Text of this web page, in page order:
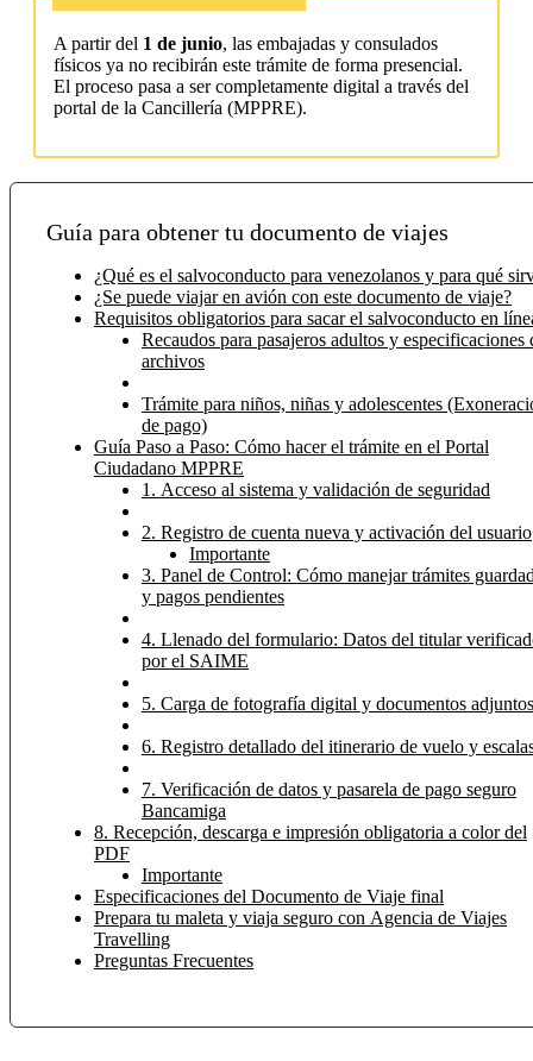
A partir del 1 de junio, las embajadas y consulados
físicos ya no recibirán este trámite de forma presencial.
El proceso pasa a ser completamente digital a través del
portal de la Cancillería (MPPRE).
Guía para obtener tu documento de viajes
¿Qué es el salvoconducto para venezolanos y para qué
¿Se puede viajar en avión con este documento de viaje?
Requisitos obligatorios para sacar el salvoconducto en
Recaudos para pasajeros adultos y especificaciones
archivos
Trámite para niños, niñas y adolescentes
de pago)
Guía Paso a Paso: Cómo hacer el trámite en el Portal
Ciudadano MPPRE
1. Acceso al sistema y validación de seguridad
2. Registro de cuenta nueva y activación del usuario
Importante
3. Panel de Control: Cómo manejar trámites
y pagos pendientes
4. Llenado del formulario: Datos del titular
por el SAIME
5. Carga de fotografía digital y documentos adjuntos
6. Registro detallado del itinerario de vuelo y
7. Verificación de datos y pasarela de pago seguro
Bancamiga
8. Recepción, descarga e impresión obligatoria a color del
PDF
Importante
Especificaciones del Documento de Viaje final
Prepara tu maleta y viaja seguro con Agencia de Viajes
Travelling
Preguntas Frecuentes